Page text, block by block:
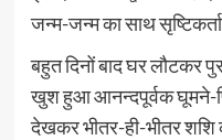
जन्म-जन्म का साथ
बहुत दिनों बाद घर लौटकर
खुश हुआ आनन्दपूर्वक घूमने-
देखकर भीतर-ही-भीतर शशि